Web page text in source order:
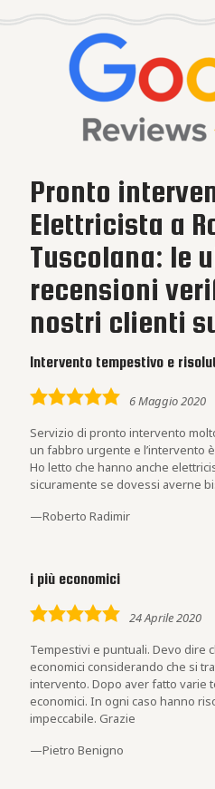
Pronto
Elettricista a
Tuscolana: le
recensioni
nostri clienti
Intervento tempestivo e
5,0
6 Maggio 2020
Servizio di pronto intervento
un fabbro urgente e l’intervento
Ho letto che hanno anche
sicuramente se dovessi averne
Roberto Radimir
i più economici
5,0
24 Aprile 2020
Tempestivi e puntuali. Devo dire
economici considerando che si
intervento. Dopo aver fatto varie
economici. In ogni caso hanno
impeccabile. Grazie
Pietro Benigno